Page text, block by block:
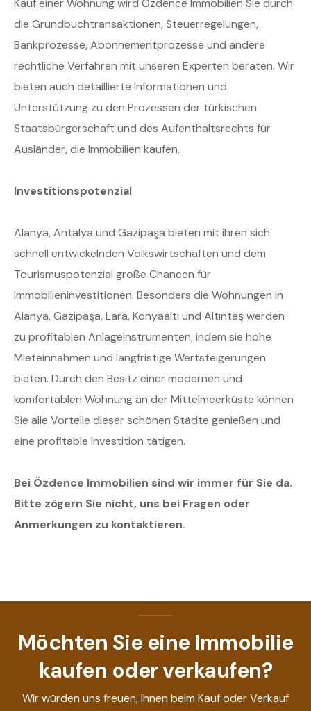
Kauf einer Wohnung wird Özdence Immobilien Sie durch
die Grundbuchtransaktionen, Steuerregelungen,
Bankprozesse, Abonnementprozesse und andere
rechtliche Verfahren mit unseren Experten beraten. Wir
bieten auch detaillierte Informationen und
Unterstützung zu den Prozessen der türkischen
Staatsbürgerschaft und des Aufenthaltsrechts für
Ausländer, die Immobilien kaufen.
Investitionspotenzial
Alanya, Antalya und Gazipaşa bieten mit ihren sich
schnell entwickelnden Volkswirtschaften und dem
Tourismuspotenzial große Chancen für
Immobilieninvestitionen. Besonders die Wohnungen in
Alanya, Gazipaşa, Lara, Konyaaltı und Altıntaş werden
zu profitablen Anlageinstrumenten, indem sie hohe
Mieteinnahmen und langfristige Wertsteigerungen
bieten. Durch den Besitz einer modernen und
komfortablen Wohnung an der Mittelmeerküste können
Sie alle Vorteile dieser schönen Städte genießen und
eine profitable Investition tätigen.
Bei Özdence Immobilien sind wir immer für Sie da.
Bitte zögern Sie nicht, uns bei Fragen oder
Anmerkungen zu kontaktieren.
Möchten Sie eine Immobilie
kaufen oder verkaufen?
Wir würden uns freuen, Ihnen beim Kauf oder Verkauf